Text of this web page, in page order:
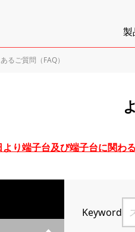
製
るご質問（FAQ）
り端子台及び端子台に関わ
Keyword